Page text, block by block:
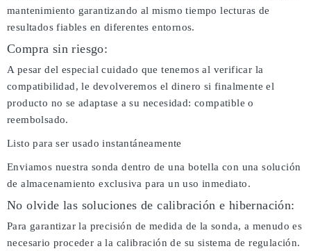
mantenimiento garantizando al mismo tiempo lecturas de
resultados fiables en diferentes entornos.
Compra sin riesgo:
A pesar del especial cuidado que tenemos al verificar la
compatibilidad, le devolveremos el dinero si finalmente el
producto no se adaptase a su necesidad: compatible o
reembolsado.
Listo para ser usado instantáneamente
Enviamos nuestra sonda dentro de una botella con una solución
de almacenamiento exclusiva para un uso inmediato.
No olvide las soluciones de calibración e hibernación:
Para garantizar la precisión de medida de la sonda, a menudo es
necesario proceder a la calibración de su sistema de regulación.